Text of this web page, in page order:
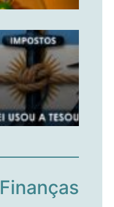
Finanças